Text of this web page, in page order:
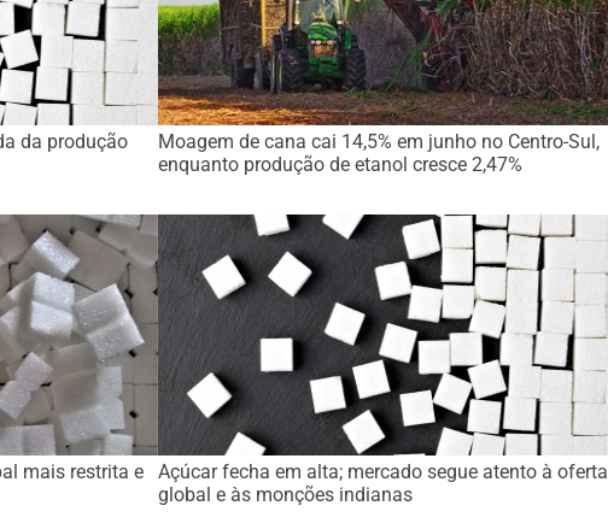
da produção
Moagem de cana cai 14,5% em junho no Centro-Sul,
enquanto produção de etanol cresce 2,47%
mais restrita e
Açúcar fecha em alta; mercado segue atento à oferta
global e às monções indianas